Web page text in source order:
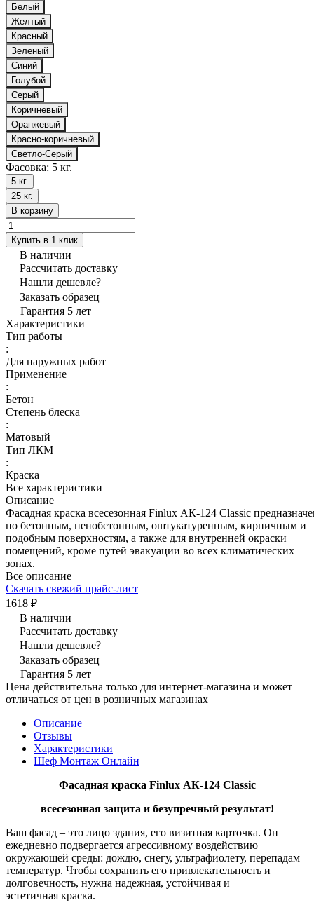
Белый
Желтый
Красный
Зеленый
Синий
Голубой
Серый
Коричневый
Оранжевый
Красно-коричневый
Светло-Серый
Фасовка: 5 кг.
5 кг.
25 кг.
В корзину
Купить в 1 клик
В наличии
Рассчитать доставку
Нашли дешевле?
Заказать образец
Гарантия 5 лет
Характеристики
Тип работы
:
Для наружных работ
Применение
:
Бетон
Степень блеска
:
Матовый
Тип ЛКМ
:
Краска
Все характеристики
Описание
Фасадная краска всесезонная Finlux АК-124 Classic
по бетонным, пенобетонным, оштукатуренным, кирпичным и
подобным поверхностям, а также для внутренней окраски
помещений, кроме путей эвакуации во всех климатических
зонах.
Все описание
Скачать свежий прайс-лист
1618 ₽
В наличии
Рассчитать доставку
Нашли дешевле?
Заказать образец
Гарантия 5 лет
Цена действительна только для интернет-магазина и может
отличаться от цен в розничных магазинах
Описание
Отзывы
Характеристики
Шеф Монтаж Онлайн
Фасадная краска Finlux АК-124 Classic
всесезонная защита и безупречный результат!
Ваш фасад – это лицо здания, его визитная карточка. Он
ежедневно подвергается агрессивному воздействию
окружающей среды: дождю, снегу, ультрафиолету, перепадам
температур. Чтобы сохранить его привлекательность и
долговечность, нужна надежная, устойчивая и
эстетичная краска.